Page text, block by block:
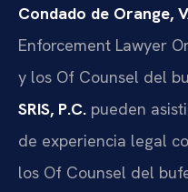
Condado de Orange,
Enforcement Lawyer
y los Of Counsel del
SRIS, P.C. pueden
de experiencia legal
los Of Counsel del